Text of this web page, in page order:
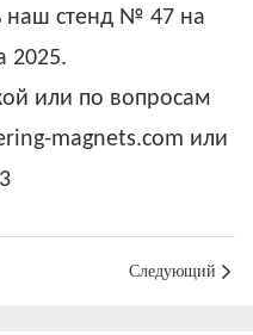
наш стенд № 47 на
2025.
или по вопросам
magnets.com или
Следующий